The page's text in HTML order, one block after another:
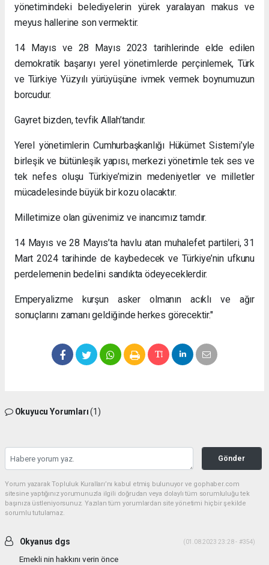
yönetimindeki belediyelerin yürek yaralayan makus ve
meyus hallerine son vermektir.
14 Mayıs ve 28 Mayıs 2023 tarihlerinde elde edilen
demokratik başarıyı yerel yönetimlerde perçinlemek, Türk
ve Türkiye Yüzyılı yürüyüşüne ivmek vermek boynumuzun
borcudur.
Gayret bizden, tevfik Allah’tandır.
Yerel yönetimlerin Cumhurbaşkanlığı Hükümet Sistemi’yle
birleşik ve bütünleşik yapısı, merkezi yönetimle tek ses ve
tek nefes oluşu Türkiye’mizin medeniyetler ve milletler
mücadelesinde büyük bir kozu olacaktır.
Milletimize olan güvenimiz ve inancımız tamdır.
14 Mayıs ve 28 Mayıs’ta havlu atan muhalefet partileri, 31
Mart 2024 tarihinde de kaybedecek ve Türkiye’nin ufkunu
perdelemenin bedelini sandıkta ödeyeceklerdir.
Emperyalizme kurşun asker olmanın acıklı ve ağır
sonuçlarını zamanı geldiğinde herkes görecektir."
Okuyucu Yorumları(1)
Gönder
Yorum yazarak Topluluk Kuralları’nı kabul etmiş bulunuyor ve gophaber.com
sitesine yaptığınız yorumunuzla ilgili doğrudan veya dolaylı tüm sorumluluğu tek
başınıza üstleniyorsunuz. Yazılan tüm yorumlardan site yönetimi hiçbir şekilde
sorumlu tutulamaz.
Okyanus dgs (01.08.2023 23:28 - #354)
Emekli nin hakkını verin önce